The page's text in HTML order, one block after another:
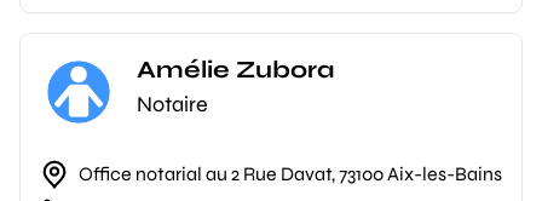
Amélie Zubora
Notaire
Office notarial au 2 Rue Davat, 73100 Aix-les-Bains